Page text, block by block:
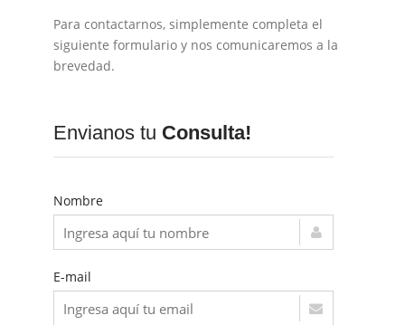
Para contactarnos, simplemente completa el
siguiente formulario y nos comunicaremos a la
brevedad.
Envianos tu Consulta!
Nombre
E-mail